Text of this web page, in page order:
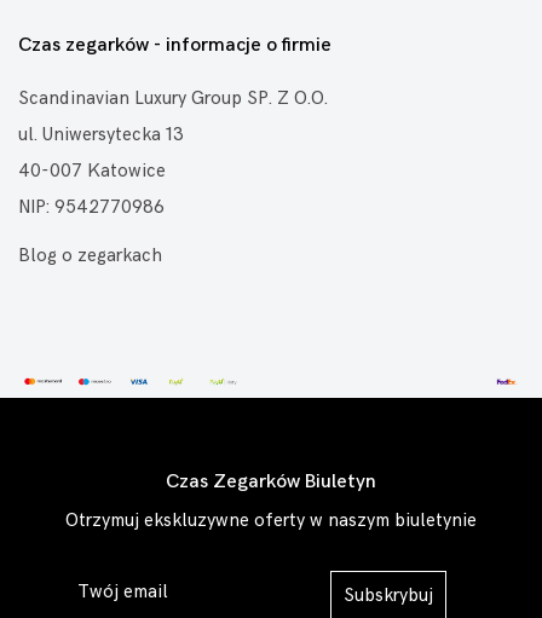
Czas zegarków - informacje o firmie
Scandinavian Luxury Group SP. Z O.O.
ul. Uniwersytecka 13
40-007 Katowice
NIP: 9542770986
Blog o zegarkach
Czas Zegarków Biuletyn
Otrzymuj ekskluzywne oferty w naszym biuletynie
Subskrybuj